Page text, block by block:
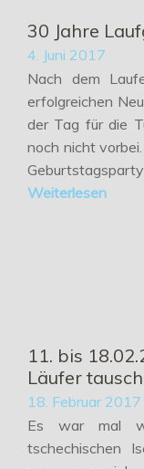
30 Jahre
4. Juni 2017
Nach dem
erfolgreichen
der Tag für die
noch nicht
Weiterlesen
11. bis
Läufer
18. Februar 2017
Es war mal
tschechischen